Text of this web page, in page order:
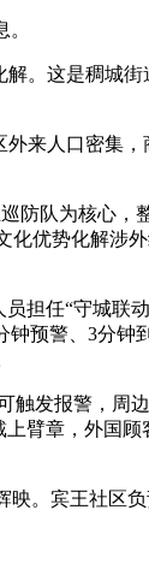
。这是稠城街
来人口密集
防队为核心，
优势化解涉
担任“守城联
预警、3分钟
触发报警，周
臂章，外国顾
映。宾王社区